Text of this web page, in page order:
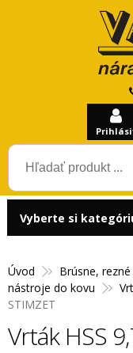
Úvod Brúsne,
nástroje do kovu
STIMZET
Vrták HSS
Vyberte si